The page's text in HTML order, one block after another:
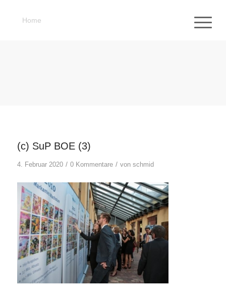
Home
(c) SuP BOE (3)
4. Februar 2020 / 0 Kommentare / von schmid